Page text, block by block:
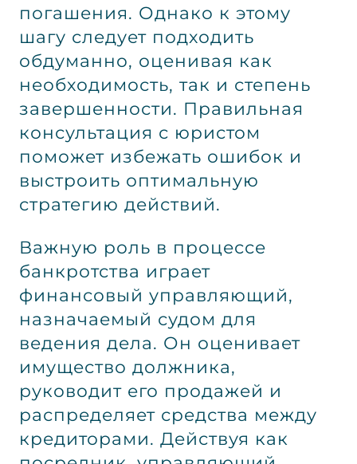
погашения. Однако к этому
шагу следует подходить
обдуманно, оценивая как
необходимость, так и степень
завершенности. Правильная
консультация с юристом
поможет избежать ошибок и
выстроить оптимальную
стратегию действий.
Важную роль в процессе
банкротства играет
финансовый управляющий,
назначаемый судом для
ведения дела. Он оценивает
имущество должника,
руководит его продажей и
распределяет средства между
кредиторами. Действуя как